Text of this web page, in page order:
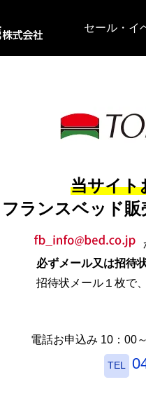
セール・イ
当サイト
フランスベッド
必ずメール又は招待
招待状メール１枚で
電話お申込み 10：00
TEL